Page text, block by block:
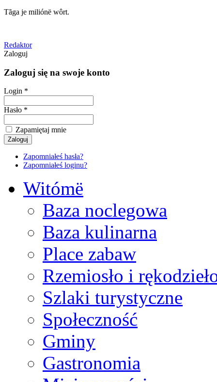
Tãga je miliónë wôrt.
Redaktor
Zaloguj
Zaloguj się na swoje konto
Login *
Hasło *
Zapamiętaj mnie
Zapomniałeś hasła?
Zapomniałeś loginu?
Witómë
Baza noclegowa
Baza kulinarna
Place zabaw
Rzemiosło i
Szlaki turystyczne
Społeczność
Gminy
Gastronomia